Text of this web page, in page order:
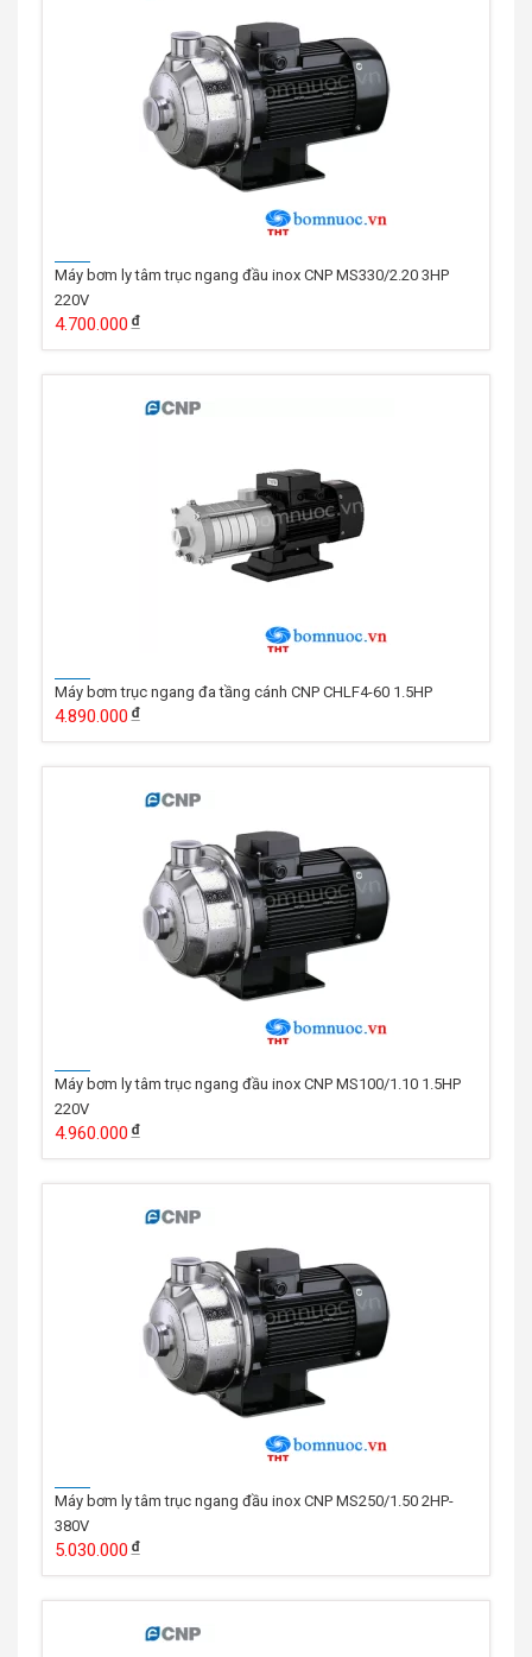
Máy bơm ly tâm trục ngang đầu inox CNP MS330/2.20 3HP
220V
4.700.000
Máy bơm trục ngang đa tầng cánh CNP CHLF4-60 1.5HP
4.890.000
Máy bơm ly tâm trục ngang đầu inox CNP MS100/1.10 1.5HP
220V
4.960.000
Máy bơm ly tâm trục ngang đầu inox CNP MS250/1.50 2HP-
380V
5.030.000